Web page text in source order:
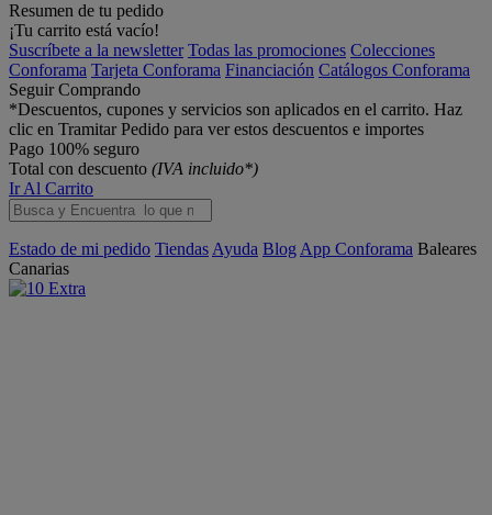
Resumen de tu pedido
¡Tu carrito está vacío!
Suscríbete a la newsletter Todas las promociones Colecciones
Conforama Tarjeta Conforama Financiación Catálogos Conforama
Seguir Comprando
*Descuentos, cupones y servicios son aplicados en el carrito. Haz
clic en Tramitar Pedido para ver estos descuentos e importes
Pago 100% seguro
Total con descuento (IVA incluido*)
Ir Al Carrito
Estado de mi pedido Tiendas Ayuda Blog App Conforama Baleares
Canarias